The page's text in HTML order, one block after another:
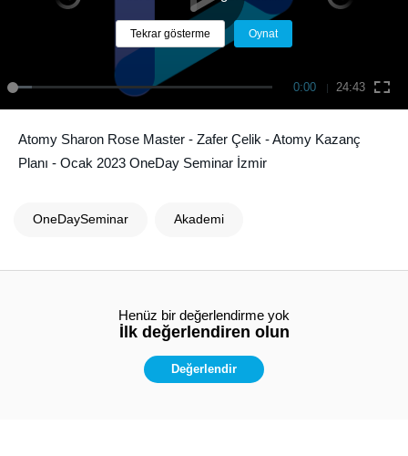
0:00 24:43
Tekrar gösterme Oynat
Atomy Sharon Rose Master - Zafer Çelik - Atomy Kazanç
Planı - Ocak 2023 OneDay Seminar İzmir
OneDaySeminar Akademi
Henüz bir değerlendirme yok
İlk değerlendiren olun
Değerlendir